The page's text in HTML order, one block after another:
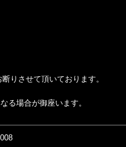
りさせて頂いております。
る場合が御座います。